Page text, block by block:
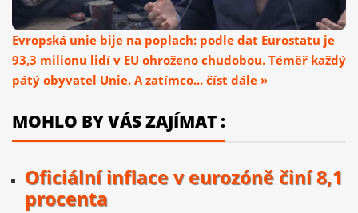
Evropská unie bije na poplach: podle dat Eurostatu je
93,3 milionu lidí v EU ohroženo chudobou. Téměř každý
pátý obyvatel Unie. A zatímco... číst dále »
MOHLO BY VÁS ZAJÍMAT :
Oficiální inflace v eurozóně činí 8,1
procenta